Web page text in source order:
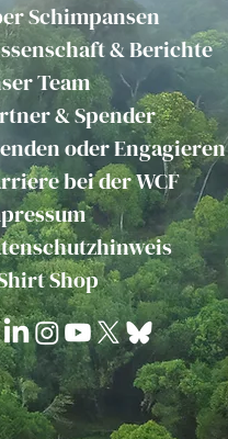
Schimpansen
& Berichte
Team
& Spender
oder
bei der WCF
Shop